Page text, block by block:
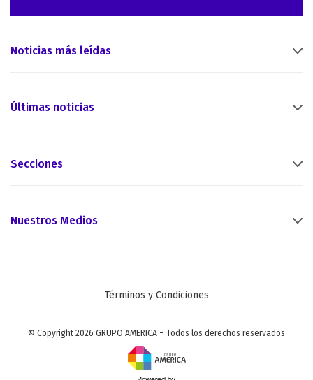
Noticias más leídas
Últimas noticias
Secciones
Nuestros Medios
Términos y Condiciones
© Copyright 2026 GRUPO AMERICA – Todos los derechos reservados